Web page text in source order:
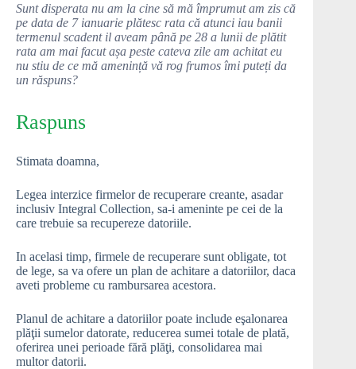
Sunt disperata nu am la cine să mă împrumut am zis că
pe data de 7 ianuarie plătesc rata că atunci iau banii
termenul scadent il aveam până pe 28 a lunii de plătit
rata am mai facut așa peste cateva zile am achitat eu
nu stiu de ce mă amenință vă rog frumos îmi puteți da
un răspuns?
Raspuns
Stimata doamna,
Legea interzice firmelor de recuperare creante, asadar
inclusiv Integral Collection, sa-i ameninte pe cei de la
care trebuie sa recupereze datoriile.
In acelasi timp, firmele de recuperare sunt obligate, tot
de lege, sa va ofere un plan de achitare a datoriilor, daca
aveti probleme cu rambursarea acestora.
Planul de achitare a datoriilor poate include eşalonarea
plăţii sumelor datorate, reducerea sumei totale de plată,
oferirea unei perioade fără plăţi, consolidarea mai
multor datorii.